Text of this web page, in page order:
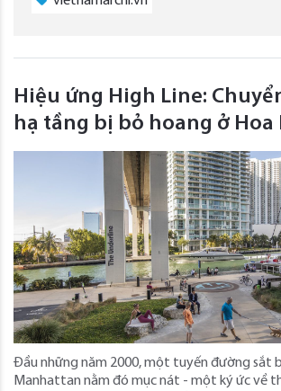
Hiệu ứng High Line:
hạ tầng bị bỏ hoang ở Hoa
Đầu những năm 2000, một tuyến đường sắt
Manhattan nằm đó mục nát - một ký ức về